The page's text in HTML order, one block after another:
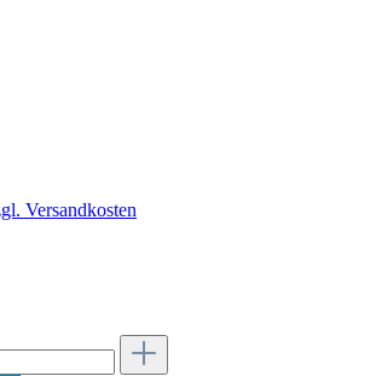
Versandkosten